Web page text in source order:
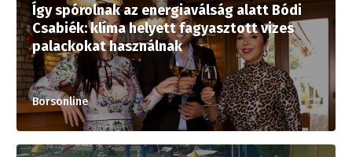
Így spórolnak az energiaválság alatt Bódi
Csabiék: klíma helyett fagyasztott vizes
palackokat használnak
Borsonline